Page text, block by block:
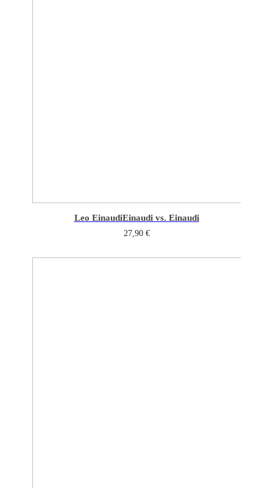
Leo EinaudiEinaudi vs. Einaudi
27,90 €